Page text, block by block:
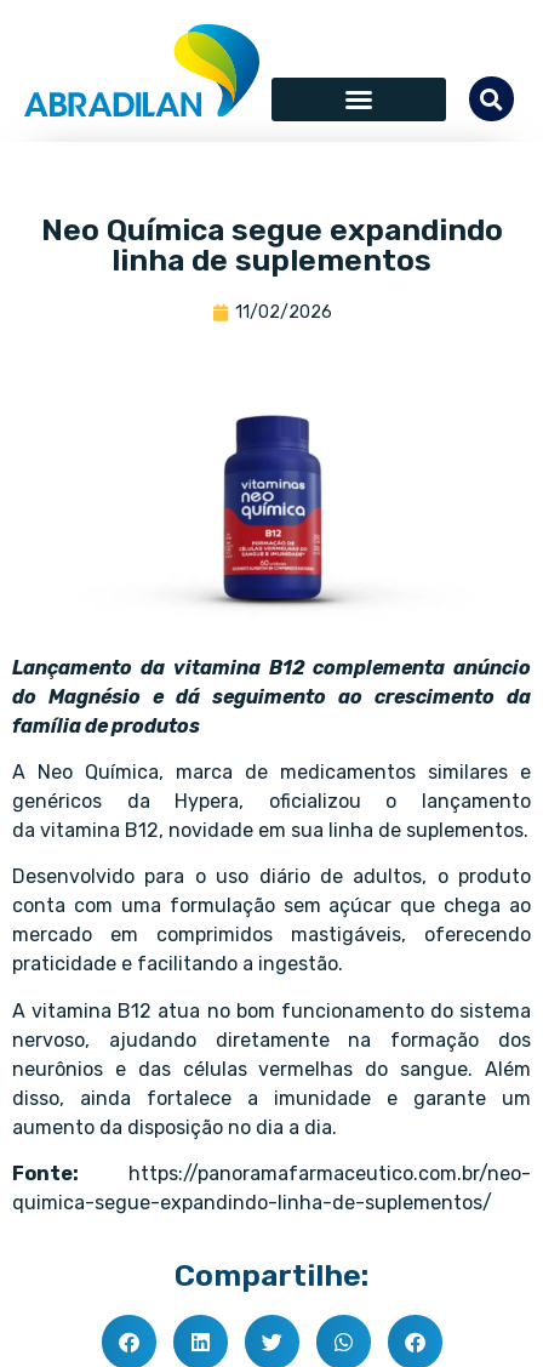
Neo Química segue expandindo
linha de suplementos
11/02/2026
Lançamento da vitamina B12 complementa anúncio
do Magnésio e dá seguimento ao crescimento da
família de produtos
A Neo Química, marca de medicamentos similares e
genéricos da Hypera, oficializou o lançamento
da vitamina B12, novidade em sua linha de suplementos.
Desenvolvido para o uso diário de adultos, o produto
conta com uma formulação sem açúcar que chega ao
mercado em comprimidos mastigáveis, oferecendo
praticidade e facilitando a ingestão.
A vitamina B12 atua no bom funcionamento do sistema
nervoso, ajudando diretamente na formação dos
neurônios e das células vermelhas do sangue. Além
disso, ainda fortalece a imunidade e garante um
aumento da disposição no dia a dia.
Fonte:
https://panoramafarmaceutico.com.br/neo-
quimica-segue-expandindo-linha-de-suplementos/
Compartilhe: